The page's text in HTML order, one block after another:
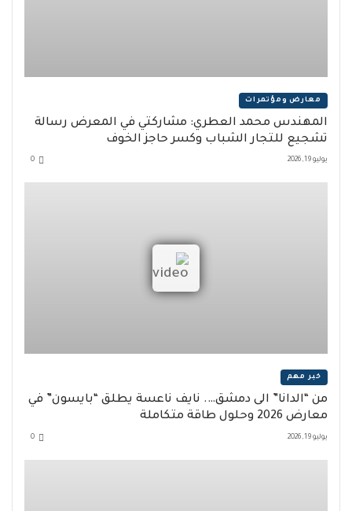
معارض ومؤتمرات
المهندس محمد العطري: مشاركتي في المعرض رسالة
تشجيع للتجار الشباب وكسر حاجز الخوف
يوليو 19, 2026 0
خبر مهم
من “الدانا” الى دمشق…. نايف ناعسة يطلق “بايسون” في
معارض 2026 وحلول طاقة متكاملة
يوليو 19, 2026 0